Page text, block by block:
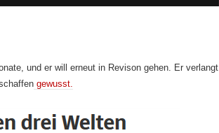
und er will erneut in Revison gehen. Er verlangt
gewusst.